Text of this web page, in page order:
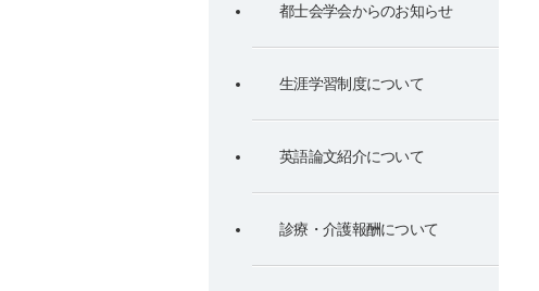
都士会学会からのお知らせ
生涯学習制度について
英語論文紹介について
診療・介護報酬について